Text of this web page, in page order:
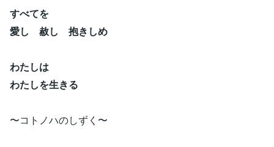
すべてを
愛し 赦し 抱きしめ
わたしは
わたしを生きる
〜コトノハのしずく〜